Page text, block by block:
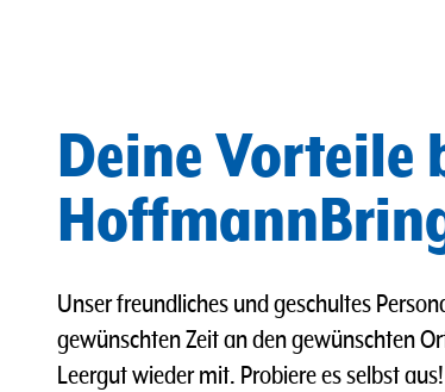
Deine Vorteile
Unser freundliches und geschultes
gewünschten Zeit an den gewünschten
Leergut wieder mit. Probiere es selbst aus!